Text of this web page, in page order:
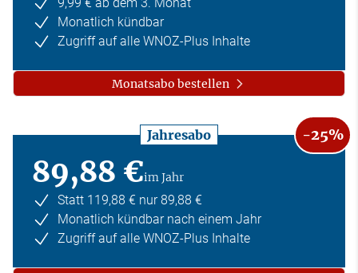
Monatlich kündbar
Zugriff auf alle WNOZ-Plus Inhalte
Monatsabo bestellen
Jahresabo -25%
89,88 €im Jahr
Statt 119,88 € nur 89,88 €
Monatlich kündbar nach einem Jahr
Zugriff auf alle WNOZ-Plus Inhalte